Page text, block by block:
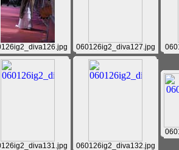
060126ig2_diva127.jpg
060126ig2_diva132.jpg